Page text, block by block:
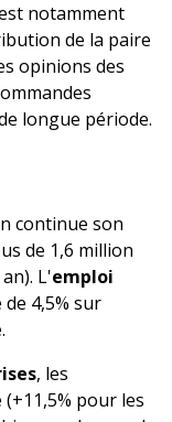
notamment
de la paire
opinions des
longue période.
continue son
de 1,6 million
L'emploi
4,5% sur
, les
pour les